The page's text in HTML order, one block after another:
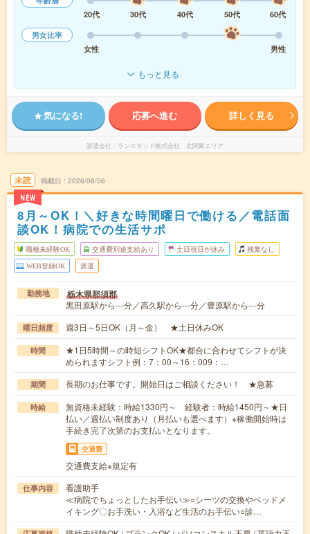
20代
30代 40代 50代
60代
男女比率
女性
男性
もっと見る
気になる! 応募へ進む 詳しく見る
派遣会社 ランスタッド株式会社 北関東エリア
未読
NEW
掲載日 2026/08/06
8月～OK！＼好きな時間曜日で働ける／電話面
談OK！病院での生活サポ
職種未経験OK 交通費別途支給あり 土日祝日が休み 残業なし
WEB登録OK 派遣
勤務地 栃木県那須郡
黒田原駅から---分／高久駅から---分／豊原駅から---分
曜日頻度 週3日～5日OK（月～金） ★土日休みOK
時間
★1日5時間～の時短シフトOK★都合に合わせてシフトが決
められますシフト例：7：00～16：009：…
期間 長期のお仕事です。開始日はご相談ください！ ★急募
時給
無資格未経験：時給1330円～ 経験者：時給1450円～★日
払い／週払い制度あり（月払いも選べます）※稼働開始時は
手続き完了次第のお支払いとなります。
交通費
交通費支給※規定有
仕事内容
看護助手
≪病院でちょっとしたお手伝い≫○シーツの交換やベッドメ
イキング〇お手洗い・入浴など生活のお手伝い○診…